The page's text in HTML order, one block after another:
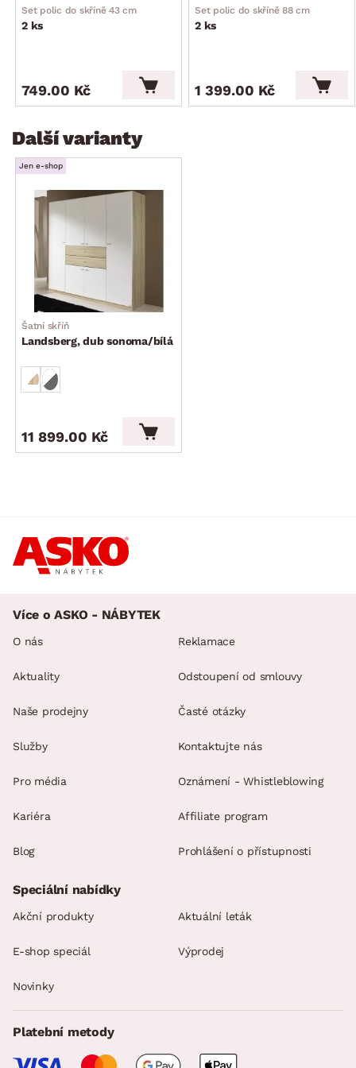
kvalitní zpracování
včetně montážního návodu
dodáváno v demontu
Set polic do skříně 43 cm
2 ks
749.00 Kč
Set polic do skříně 88 cm
2 ks
1 399.00 Kč
Další varianty
Jen e-shop
Šatní skříň
Landsberg, dub sonoma/bílá
11 899.00 Kč
Více o ASKO - NÁBYTEK
O nás
Aktuality
Naše prodejny
Služby
Pro média
Kariéra
Blog
Reklamace
Odstoupení od smlouvy
Časté otázky
Kontaktujte nás
Oznámení - Whistleblowing
Affiliate program
Prohlášení o přístupnosti
Speciální nabídky
Akční produkty Aktuální leták
E-shop speciál Výprodej
Novinky
Platební metody